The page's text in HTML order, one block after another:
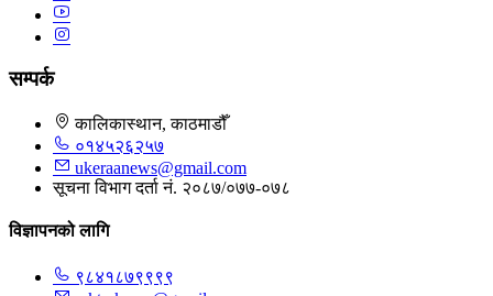
सम्पर्क
कालिकास्थान, काठमाडौँ
०१४५२६२५७
ukeraanews@gmail.com
सूचना विभाग दर्ता नं. २०८७/०७७-०७८
विज्ञापनको लागि
९८४१८७९९९९